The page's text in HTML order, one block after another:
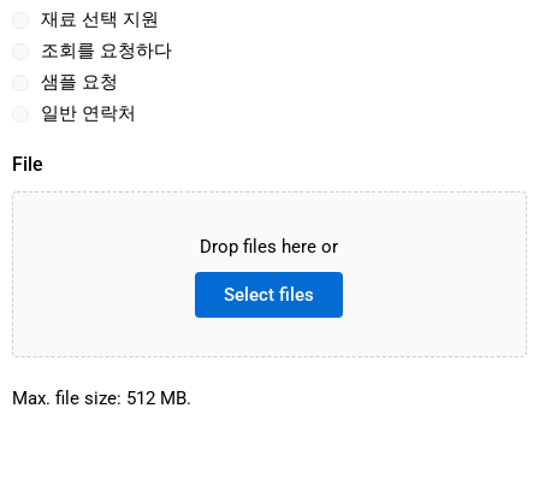
재료 선택 지원
조회를 요청하다
샘플 요청
일반 연락처
File
Drop files here or
Select files
Max. file size: 512 MB.